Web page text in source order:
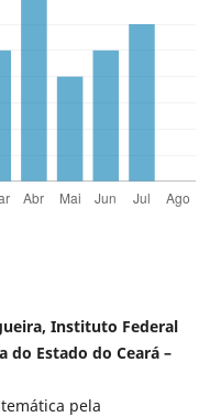
Instituto Federal
do Estado do Ceará –
pela